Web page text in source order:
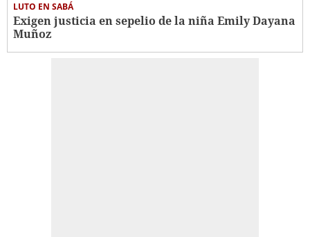
LUTO EN SABÁ
Exigen justicia en sepelio de la niña Emily Dayana
Muñoz